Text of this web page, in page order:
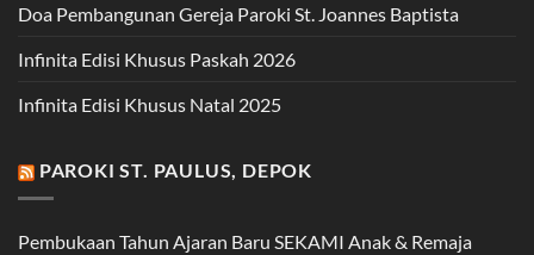
Doa Pembangunan Gereja Paroki St. Joannes Baptista
Infinita Edisi Khusus Paskah 2026
Infinita Edisi Khusus Natal 2025
PAROKI ST. PAULUS, DEPOK
Pembukaan Tahun Ajaran Baru SEKAMI Anak & Remaja